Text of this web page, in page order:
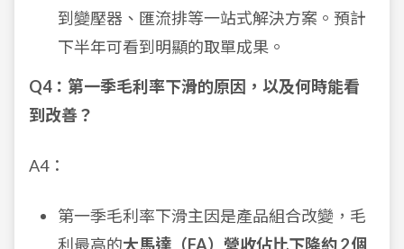
到變壓器、匯流排等一站式解決方案。預計
下半年可看到明顯的取單成果。
Q4：第一季毛利率下滑的原因，以及何時能看
到改善？
A4：
第一季毛利率下滑主因是產品組合改變，毛
利最高的大馬達（FA）營收佔比下降約 2 個